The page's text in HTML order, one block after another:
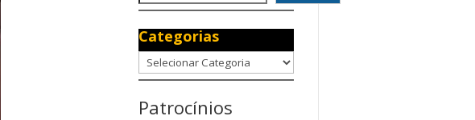
Categorias
Categorias
Patrocínios